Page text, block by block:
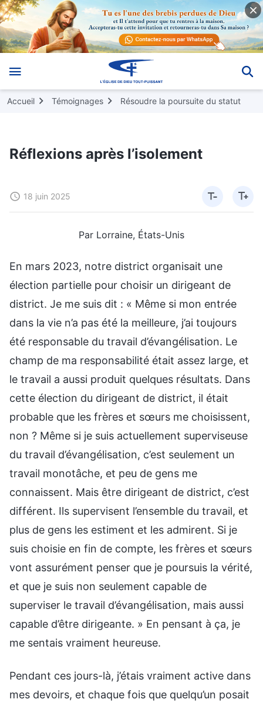
Accueil Témoignages Résoudre la poursuite du statut
Réflexions après l’isolement
18 juin 2025
Par Lorraine, États-Unis
En mars 2023, notre district organisait une
élection partielle pour choisir un dirigeant de
district. Je me suis dit : « Même si mon entrée
dans la vie n’a pas été la meilleure, j’ai toujours
été responsable du travail d’évangélisation. Le
champ de ma responsabilité était assez large, et
le travail a aussi produit quelques résultats. Dans
cette élection du dirigeant de district, il était
probable que les frères et sœurs me choisissent,
non ? Même si je suis actuellement superviseuse
du travail d’évangélisation, c’est seulement un
travail monotâche, et peu de gens me
connaissent. Mais être dirigeant de district, c’est
différent. Ils supervisent l’ensemble du travail, et
plus de gens les estiment et les admirent. Si je
suis choisie en fin de compte, les frères et sœurs
vont assurément penser que je poursuis la vérité,
et que je suis non seulement capable de
superviser le travail d’évangélisation, mais aussi
capable d’être dirigeante. » En pensant à ça, je
me sentais vraiment heureuse.
Pendant ces jours-là, j’étais vraiment active dans
mes devoirs, et chaque fois que quelqu’un posait